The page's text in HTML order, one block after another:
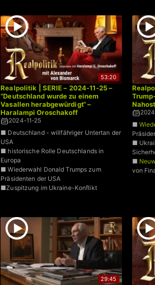
53:20
Realpolitik | SERIE – 2024-11-25 –
“Deutschland wurde zu einem
Vasallen herabgewürdigt“ –
Haralampi Oroschakoff
2024-11-25
■ Deutschland - willfähriger Untertan der
USA
■ historische Rolle Deutschlands in
Europa
■ Wiederwahl Donald Trumps zum
Präsidenten der USA
■Zuspitzung im Ukraine-Konflikt
■
■
■
von
29:45